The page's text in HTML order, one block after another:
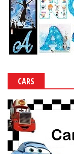
CARS